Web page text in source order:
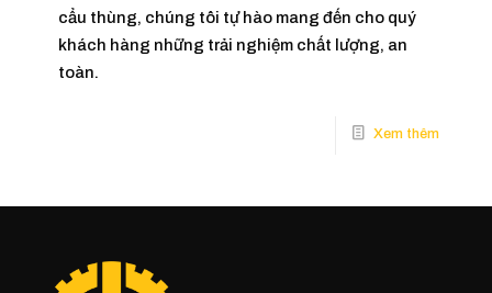
cẩu thùng, chúng tôi tự hào mang đến cho quý
khách hàng những trải nghiệm chất lượng, an
toàn.